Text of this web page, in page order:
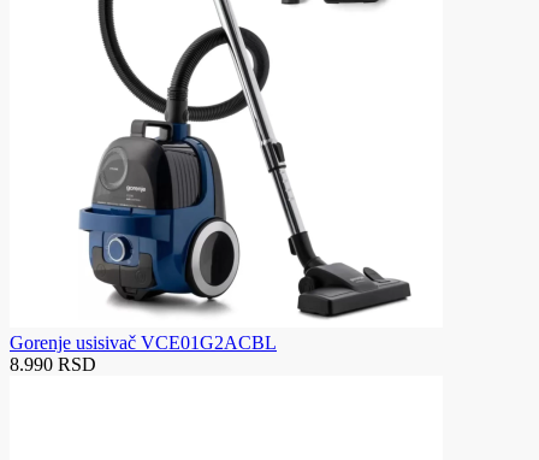
Gorenje usisivač VCE01G2ACBL
8.990 RSD